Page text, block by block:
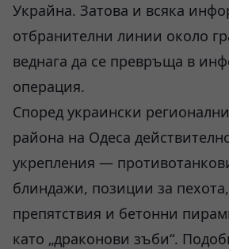
Украйна. Затова и всяка
отбранителни линии около
веднага да се превръща в
операция.
Според украински
района на Одеса
укрепления —
блиндажи, позиции за
препятствия и бетонни
като „драконови зъби“.